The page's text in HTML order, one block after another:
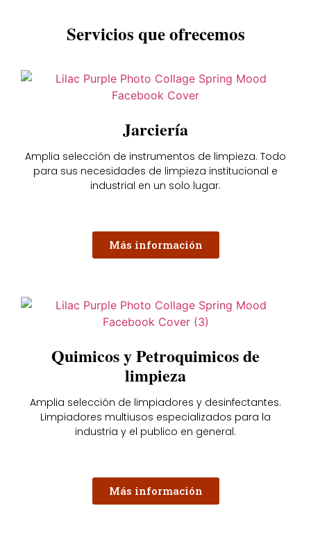
Servicios que ofrecemos
Jarciería
Amplia selección de instrumentos de limpieza. Todo
para sus necesidades de limpieza institucional e
industrial en un solo lugar.
Más información
Quimicos y Petroquimicos de
limpieza
Amplia selección de limpiadores y desinfectantes.
Limpiadores multiusos especializados para la
industria y el publico en general.
Más información